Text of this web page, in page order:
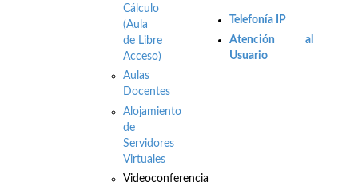
Cálculo
(Aula
de Libre
Acceso)
Aulas
Docentes
Alojamiento
de
Servidores
Virtuales
Videoconferencia
Telefonía IP
Atención al
Usuario